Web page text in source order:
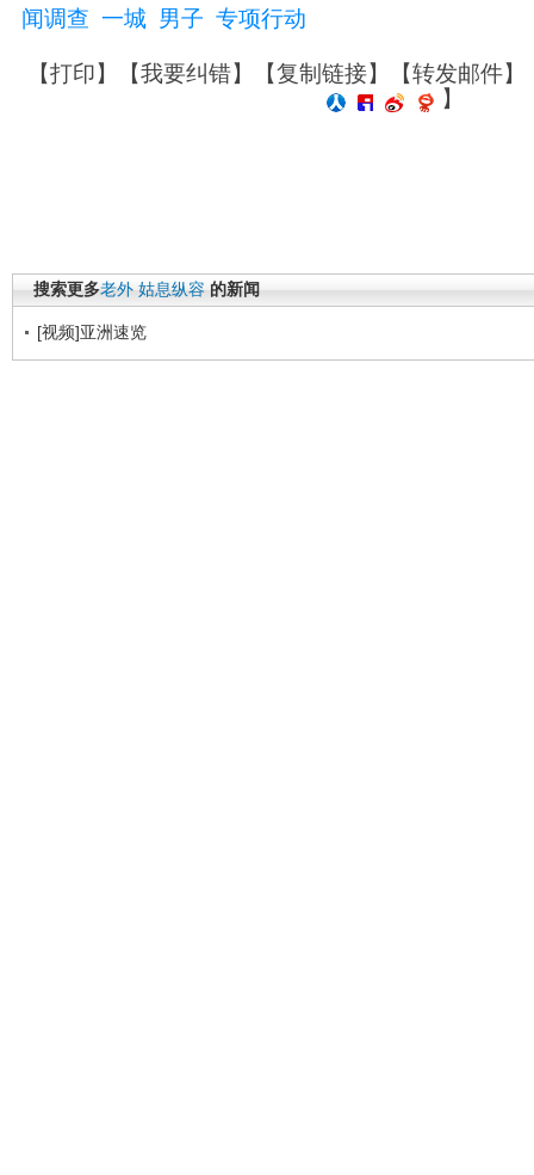
闻调查 一城 男子 专项行动
【打印】【我要纠错】【复制链接】【转发邮件】
】
搜索更多老外 姑息纵容 的新闻
[视频]亚洲速览